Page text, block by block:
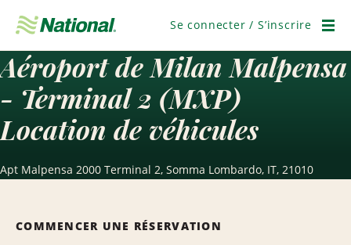
navigation
Se connecter / S’inscrire
Aéroport de Milan Malpensa
- Terminal 2 (MXP)
Location de véhicules
Apt Malpensa 2000 Terminal 2, Somma Lombardo, IT, 21010
COMMENCER UNE RÉSERVATION